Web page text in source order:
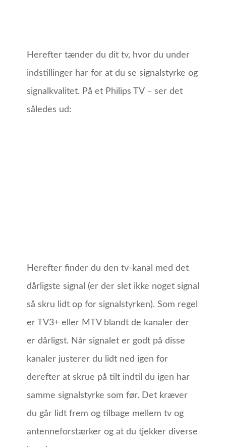
Herefter tænder du dit tv, hvor du under
indstillinger har for at du se signalstyrke og
signalkvalitet. På et Philips TV – ser det
således ud:
Herefter finder du den tv-kanal med det
dårligste signal (er der slet ikke noget signal
så skru lidt op for signalstyrken). Som regel
er TV3+ eller MTV blandt de kanaler der
er dårligst. Når signalet er godt på disse
kanaler justerer du lidt ned igen for
derefter at skrue på tilt indtil du igen har
samme signalstyrke som før. Det kræver
du går lidt frem og tilbage mellem tv og
antenneforstærker og at du tjekker diverse